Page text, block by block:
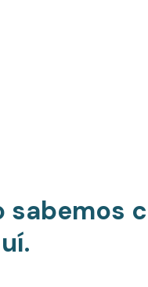
sabemos